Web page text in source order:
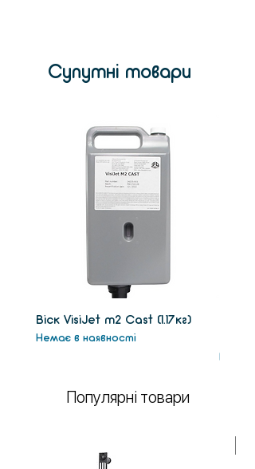
Супутні товари
Віск VisiJet m2 Сast (1.17кг)
Немає в наявності
Немає
Популярні товари